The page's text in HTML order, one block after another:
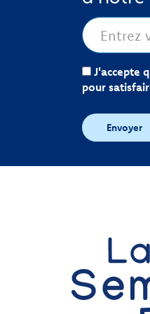
J'accepte
pour
Envoyer